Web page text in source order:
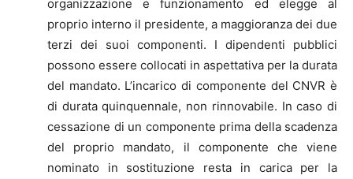
organizzazione e funzionamento ed elegge al
proprio interno il presidente, a maggioranza dei due
terzi dei suoi componenti. I dipendenti pubblici
possono essere collocati in aspettativa per la durata
del mandato. L’incarico di componente del CNVR è
di durata quinquennale, non rinnovabile. In caso di
cessazione di un componente prima della scadenza
del proprio mandato, il componente che viene
nominato in sostituzione resta in carica per la